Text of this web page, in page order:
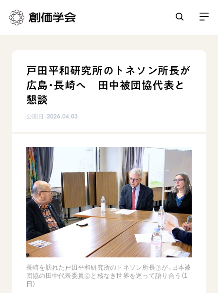
人間革命
自他共の幸福
日蓮大聖人の仏法（教学入門）
釈尊～法華経
日蓮大聖人
創価学会の三代会長
初代会長・牧口常三郎先生
第2代会長・戸田城聖先生
日常の活動
仏法を学ぶ
仏法を語る
主な行事
年間の活動について
友人葬
彼岸
平和・文化・教育
核兵器の廃絶に向け連帯を拡大
「人権文化」「ジェンダー平等」を促進
「持続可能な開発目標（SDGs）」の取り組み
人道支援
音楽活動
展示活動
教育本部の活動
図書贈呈
世界の創価学会
各国ウェブサイト
世界の創価学会の歴史
基本情報
創価学会 会憲
創価学会 会則
創価学会 社会憲章
組織・機構
会長・理事長・各部長の紹介
沿革
会員サポート
座談会御書ｅ講義
小説『新・人間革命』『人間革命』要旨
御書検索［新版］
関連リンク
墓地公園・納骨堂
ご意見
ご利用にあたって
戸田平和研究所のトネソン所長が
広島・長崎へ 田中被団協代表と
懇談
公開日：2026.04.03
長崎を訪れた戸田平和研究所のトネソン所長㊥が、日本被
団協の田中代表委員㊧と核なき世界を巡って語り合う（1
日）